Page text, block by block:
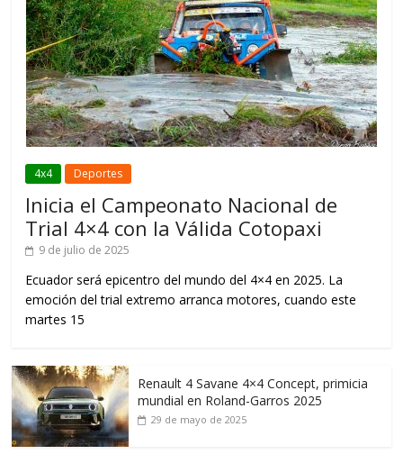
4x4 Deportes
Inicia el Campeonato Nacional de
Trial 4×4 con la Válida Cotopaxi
9 de julio de 2025
Ecuador será epicentro del mundo del 4×4 en 2025. La
emoción del trial extremo arranca motores, cuando este
martes 15
Renault 4 Savane 4×4 Concept, primicia
mundial en Roland-Garros 2025
29 de mayo de 2025